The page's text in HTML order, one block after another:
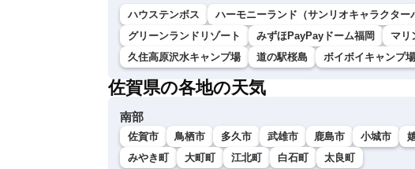
ハウステンボス ハーモニーランド（サンリオキャラクター
グリーンランドリゾート
みずほPayPayドーム福岡
マリ
久住高原沢水キャンプ場
道の駅桜島 ボイボイキャンプ場
佐賀県の各地の天気
南部
佐賀市 鳥栖市 多久市 武雄市 鹿島市 小城市
みやき町
大町町 江北町 白石町 太良町